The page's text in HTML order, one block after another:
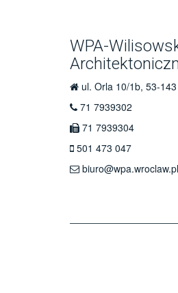
WPA-
ul. Orla 10/1b, 53-143
71 7939302
71 7939304
501 473 047
biuro@wpa.wroclaw.pl